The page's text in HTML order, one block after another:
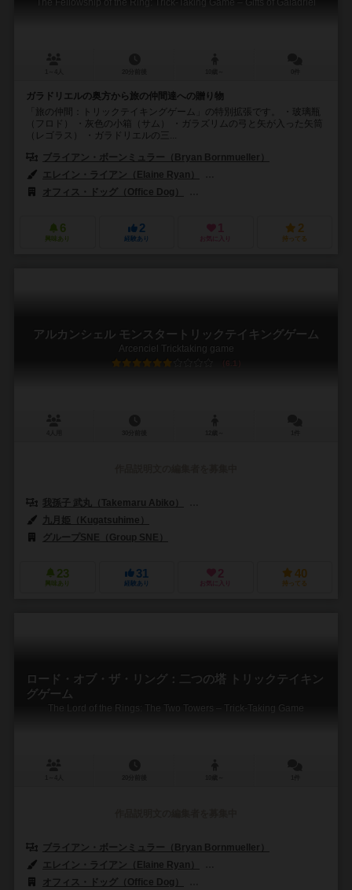
The Fellowship of the Ring: Trick-Taking Game – Gifts of Galadriel
ガラドリエルの奥方から旅の仲間達への贈り物
「旅の仲間：トリックテイキングゲーム」の特別拡張です。 ・玻璃瓶
（フロド） ・灰色の小箱（サム） ・ガラズリムの弓と矢が入った矢筒
（レゴラス） ・ガラドリエルの三...
ブライアン・ボーンミュラー（Bryan Bornmueller）
エレイン・ライアン（Elaine Ryan）
オフィス・ドッグ（Office Dog）
6
興味あり
2
経験あり
1
お気に入り
2
持ってる
アルカンシェル モンスタートリックテイキングゲーム
Arcenciel Tricktaking game
6.1
我孫子 武丸（Takemaru Abiko）
九月姫（Kugatsuhime）
グループSNE（Group SNE）
23
興味あり
31
経験あり
2
お気に入り
40
持ってる
ロード・オブ・ザ・リング：二つの塔 トリックテイキン
グゲーム
The Lord of the Rings: The Two Towers – Trick-Taking Game
ブライアン・ボーンミュラー（Bryan Bornmueller）
エレイン・ライアン（Elaine Ryan）
オフィス・ドッグ（Office Dog）